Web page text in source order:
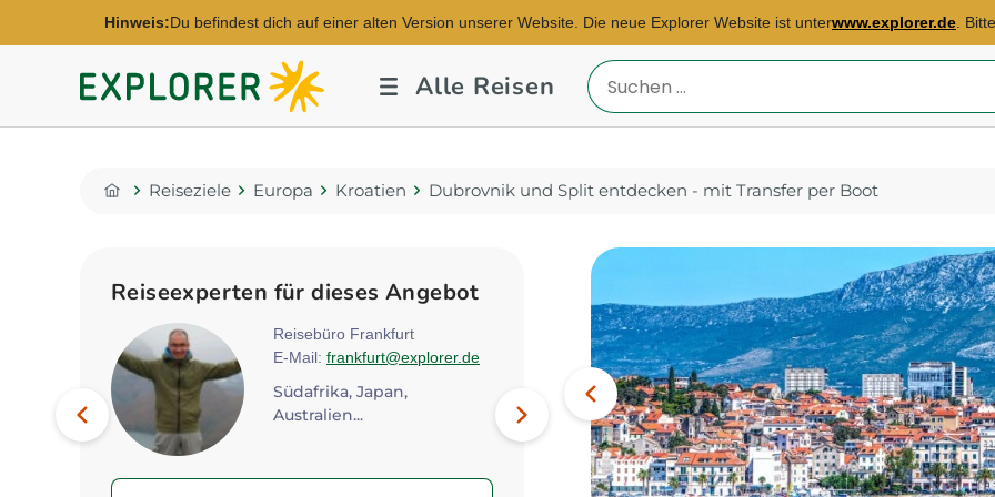
Hinweis:Du befindest dich auf einer alten Version unserer Website. Die neue Explorer Website ist unterwww.explorer.de .
Explorer
Fernreisen
Alle Reisen
Reiseland
eingeben
Home
Reiseziele Europa Kroatien Dubrovnik und Split entdecken - mit Transfer per Boot
Vorheriges
Bild
Reiseexperten für dieses Angebot
Reisebüro Frankfurt
E-Mail: frankfurt@explorer.de
Südafrika, Japan,
Australien...
Reisebüro Freiburg
E-Mail: julia.roths@explorer.de
Ägypten, Kenia, Marokko...
Nächstes
Bild